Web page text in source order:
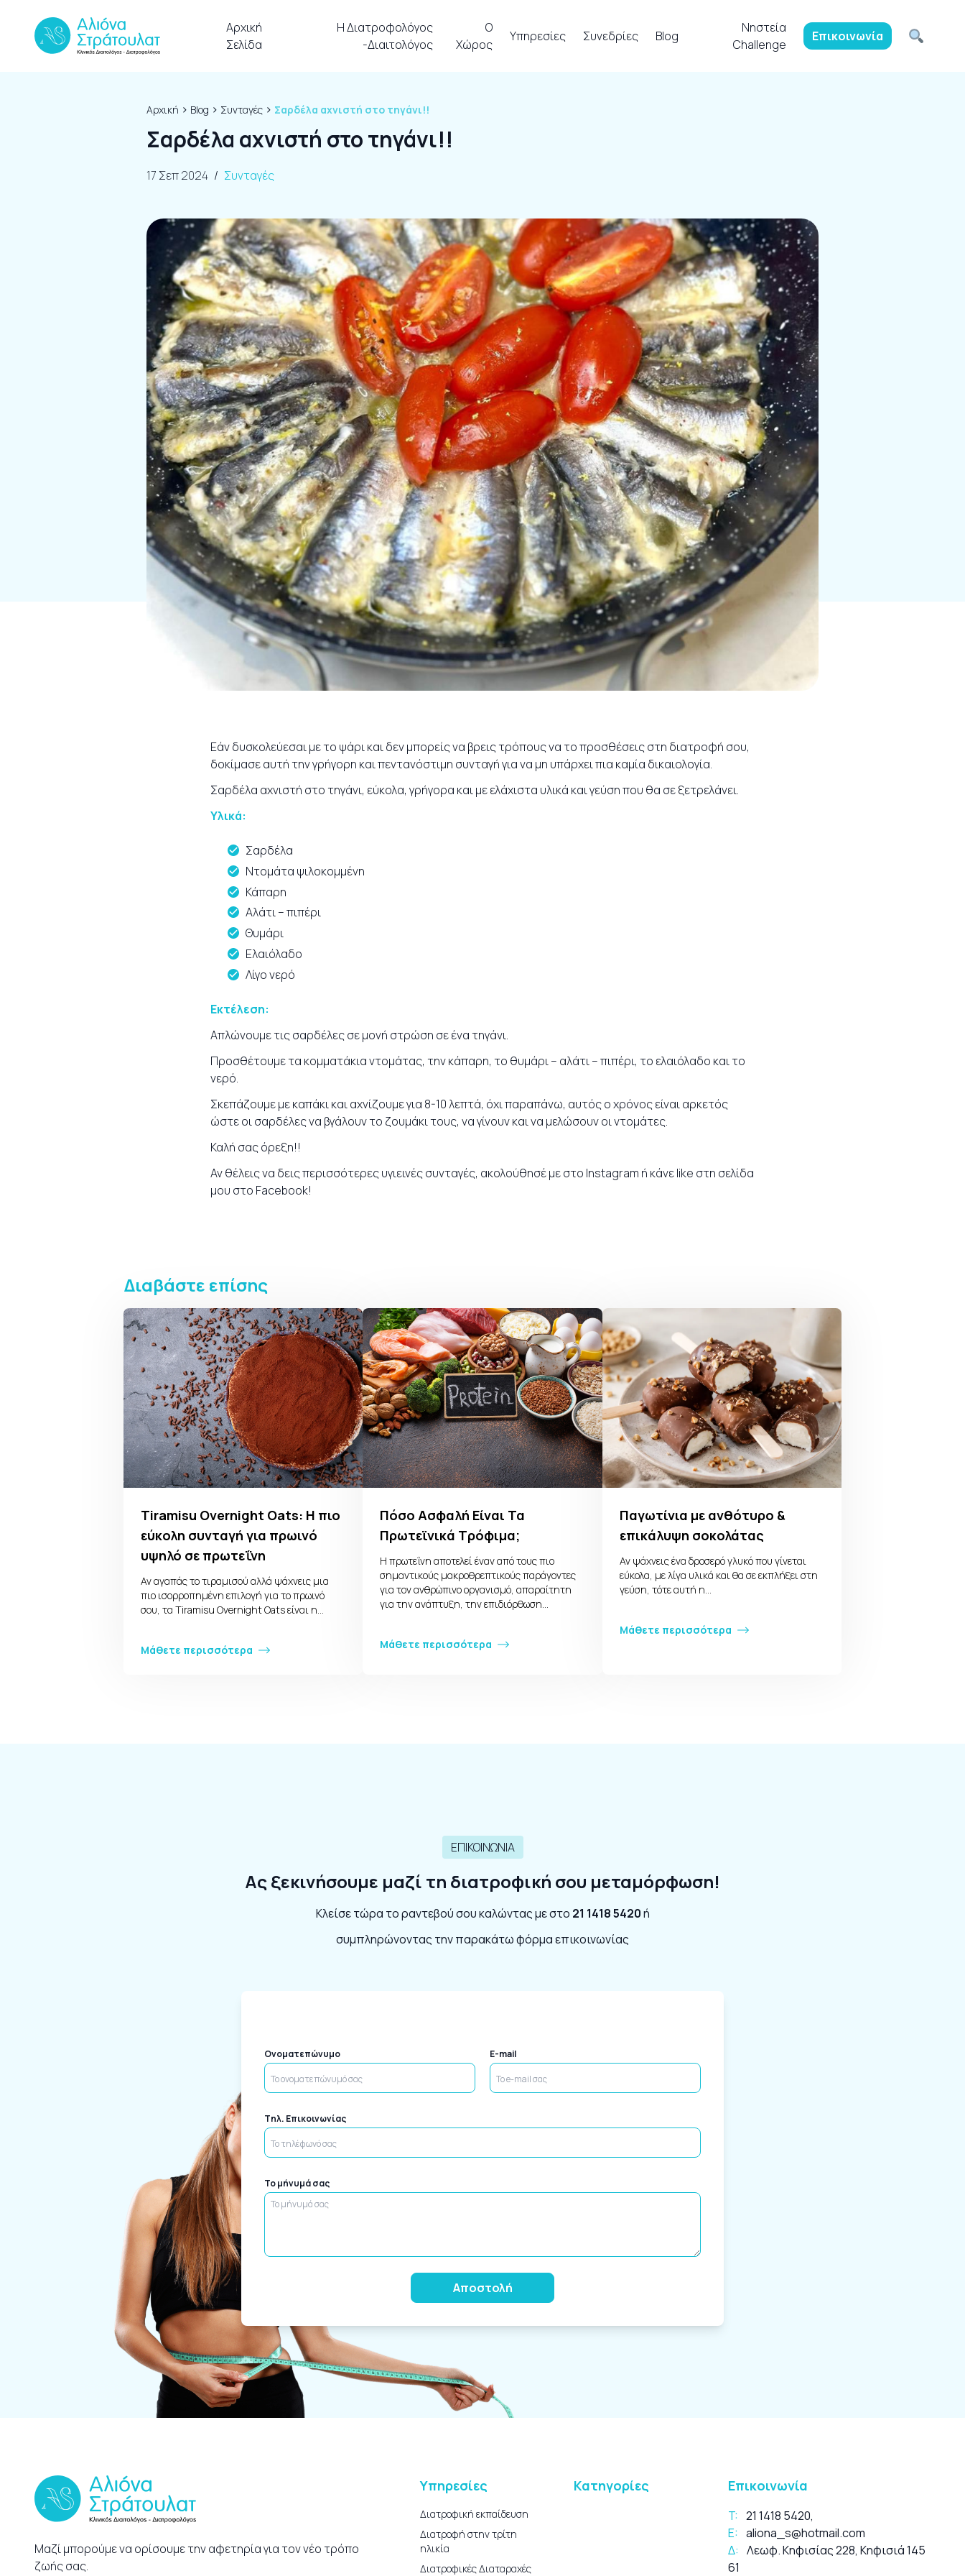
Αρχική
Σελίδα
Η Διατροφολόγος
-Διαιτολόγος
Ο
Χώρος
Υπηρεσίες Συνεδρίες Blog
Νηστεία
Challenge
Επικοινωνία
Αρχική › Blog › Συνταγές › Σαρδέλα αχνιστή στο τηγάνι!!
Σαρδέλα αχνιστή στο τηγάνι!!
17 Σεπ 2024 / Συνταγές
Εάν δυσκολεύεσαι με το ψάρι και δεν μπορείς να βρεις τρόπους να το προσθέσεις στη διατροφή σου,
δοκίμασε αυτή την γρήγορη και πεντανόστιμη συνταγή για να μη υπάρχει πια καμία δικαιολογία.
Σαρδέλα αχνιστή στο τηγάνι, εύκολα, γρήγορα και με ελάχιστα υλικά και γεύση που θα σε ξετρελάνει.
Υλικά:
Σαρδέλα
Ντομάτα ψιλοκομμένη
Κάπαρη
Αλάτι – πιπέρι
Θυμάρι
Ελαιόλαδο
Λίγο νερό
Εκτέλεση:
Απλώνουμε τις σαρδέλες σε μονή στρώση σε ένα τηγάνι.
Προσθέτουμε τα κομματάκια ντομάτας, την κάπαρη, το θυμάρι – αλάτι – πιπέρι, το ελαιόλαδο και το
νερό.
Σκεπάζουμε με καπάκι και αχνίζουμε για 8-10 λεπτά, όχι παραπάνω, αυτός ο χρόνος είναι αρκετός
ώστε οι σαρδέλες να βγάλουν το ζουμάκι τους, να γίνουν και να μελώσουν οι ντομάτες.
Καλή σας όρεξη!!
Αν θέλεις να δεις περισσότερες υγιεινέςσυνταγές, ακολούθησέ με στο Instagram ή κάνε like στη σελίδα
μου στο Facebook!
Διαβάστε επίσης
Tiramisu Overnight Oats: Η πιο
εύκολη συνταγή για πρωινό
υψηλό σε πρωτεΐνη
Αν αγαπάς το τιραμισού αλλά ψάχνεις μια
πιο ισορροπημένη επιλογή για το πρωινό
σου, τα Tiramisu Overnight Oats είναι η…
Μάθετε περισσότερα
Πόσο Ασφαλή Είναι Τα
Πρωτεϊνικά Τρόφιμα;
Η πρωτεΐνη αποτελεί έναν από τους πιο
σημαντικούς μακροθρεπτικούς παράγοντες
για τον ανθρώπινο οργανισμό, απαραίτητη
για την ανάπτυξη, την επιδιόρθωση…
Μάθετε περισσότερα
Παγωτίνια με ανθότυρο &
επικάλυψη σοκολάτας
Αν ψάχνεις ένα δροσερό γλυκό που γίνεται
εύκολα, με λίγα υλικά και θα σε εκπλήξει στη
γεύση, τότε αυτή η…
Μάθετε περισσότερα
ΕΠΙΚΟΙΝΩΝΙΑ
Ας ξεκινήσουμε μαζί τη διατροφική σου μεταμόρφωση!
Κλείσε τώρα το ραντεβού σου καλώντας με στο 21 1418 5420ή
συμπληρώνοντας την παρακάτω φόρμα επικοινωνίας
Ονοματεπώνυμο E-mail
Tηλ. Επικοινωνίας
Το μήνυμά σας
Μαζί μπορούμε να ορίσουμε την αφετηρία για τον νέο τρόπο
ζωής σας.
Υπηρεσίες
Διατροφική εκπαίδευση
Διατροφή στην τρίτη
ηλικία
Διατροφικές Διαταραχές
Κατηγορίες Επικοινωνία
T: 21 1418 5420,
E: aliona_s@hotmail.com
Δ: Λεωφ. Κηφισίας 228, Κηφισιά 145
61